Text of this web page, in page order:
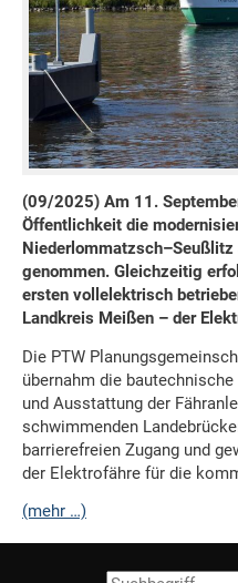
(09/2025) Am 11.
Öffentlichkeit die
genommen. Gleichzeitig
ersten vollelektrisch
Landkreis Meißen – der
Die PTW
übernahm die
und Ausstattung der
schwimmenden
barrierefreien Zugang und
der Elektrofähre für die
(mehr …)